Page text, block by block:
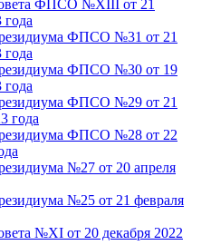
ФПСО №XIII от 21
года
ФПСО №31 от 21
года
ФПСО №30 от 19
года
ФПСО №29 от 21
года
ФПСО №28 от 22
№27 от 20 апреля
№25 от 21 февраля
№XI от 20 декабря 2022